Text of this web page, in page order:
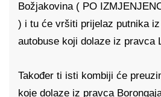
Božjakovina ( PO
) i tu će vršiti prijelaz putnika
autobuse koji dolaze iz pravca
Također ti isti kombiji će
koje dolaze iz pravca